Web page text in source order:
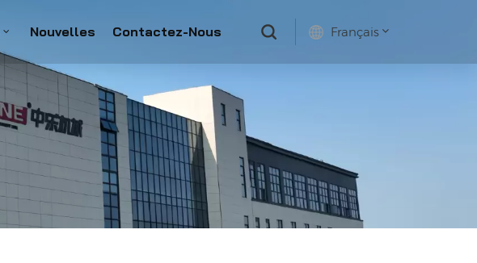
Nouvelles Contactez-Nous Français
русский
español